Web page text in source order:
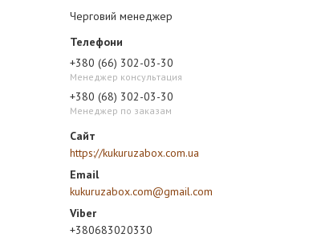
Черговий менеджер
+380 (66) 302-03-30
Менеджер консультация
+380 (68) 302-03-30
Менеджер по заказам
https://kukuruzabox.com.ua
kukuruzabox.com@gmail.com
+380683020330